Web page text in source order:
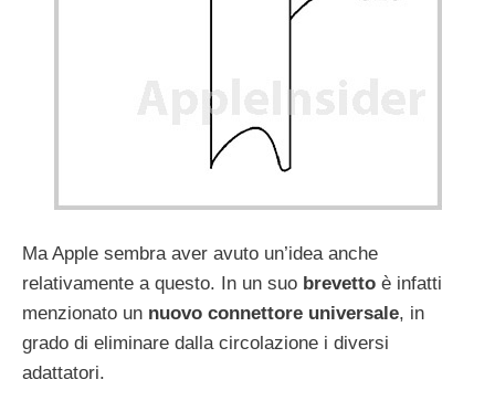
Ma Apple sembra aver avuto un’idea anche
relativamente a questo. In un suo brevetto è infatti
menzionato un nuovo connettore universale, in
grado di eliminare dalla circolazione i diversi
adattatori.